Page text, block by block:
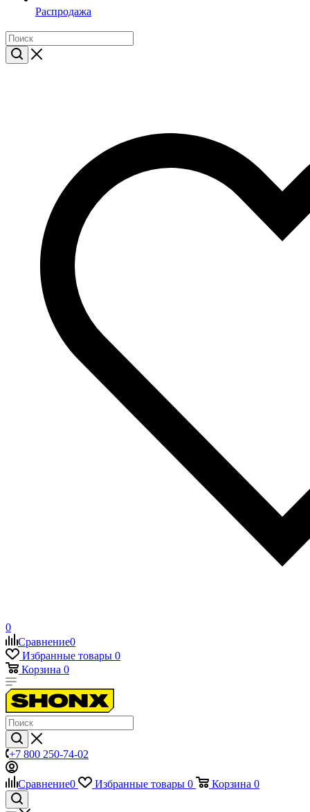
Распродажа
0
Сравнение0
Избранные товары 0
Корзина 0
+7 800 250-74-02
Сравнение0 Избранные товары 0 Корзина 0